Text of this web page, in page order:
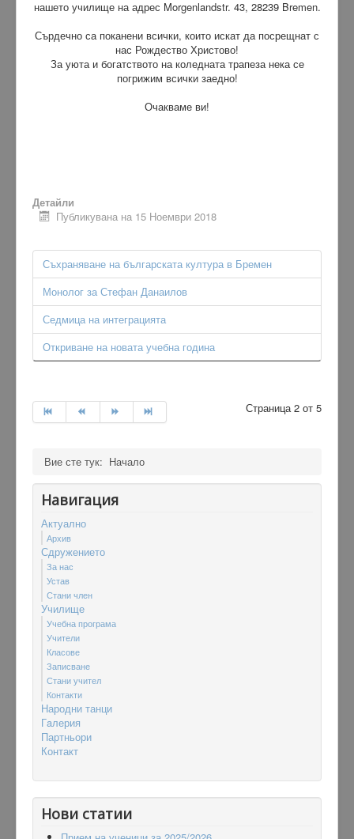
нашето училище на адрес Morgenlandstr. 43, 28239 Bremen.
Сърдечно са поканени всички, които искат да посрещнат с
нас Рождество Христово!
За уюта и богатството на коледната трапеза нека се
погрижим всички заедно!
Очакваме ви!
Детайли
Публикувана на 15 Ноември 2018
Съхраняване на българската култура в Бремен
Монолог за Стефан Данаилов
Седмица на интеграцията
Откриване на новата учебна година
Страница 2 от 5
Вие сте тук: Начало
Навигация
Актуално
Архив
Сдружението
За нас
Устав
Стани член
Училище
Учебна програма
Учители
Класове
Записване
Стани учител
Контакти
Народни танци
Гaлерия
Партньори
Контакт
Нови статии